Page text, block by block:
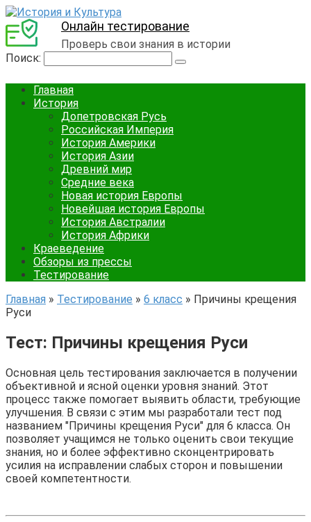
Онлайн тестирование
Проверь свои знания в истории
Поиск:
Главная
История
Допетровская Русь
Российская Империя
История Америки
История Азии
Древний мир
Средние века
Новая история Европы
Новейшая история Европы
История Австралии
История Африки
Краеведение
Обзоры из прессы
Тестирование
Главная » Тестирование » 6 класс » Причины крещения
Руси
Тест: Причины крещения Руси
Основная цель тестирования заключается в получении
объективной и ясной оценки уровня знаний. Этот
процесс также помогает выявить области, требующие
улучшения. В связи с этим мы разработали тест под
названием "Причины крещения Руси" для 6 класса. Он
позволяет учащимся не только оценить свои текущие
знания, но и более эффективно сконцентрировать
усилия на исправлении слабых сторон и повышении
своей компетентности.